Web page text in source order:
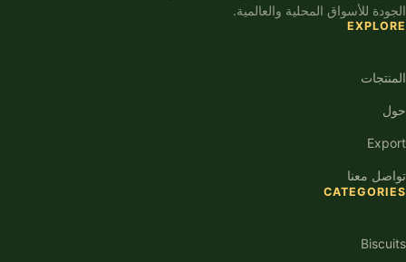
الجودة للأسواق المحلية والعالمية.
EXPLORE
المنتجات
حول
Export
تواصل معنا
CATEGORIES
Biscuits